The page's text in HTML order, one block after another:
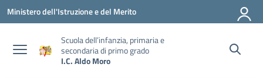
Vai ai contenuti
Vai al menu di navigazione
Vai al footer
Ministero dell'Istruzione e del Merito
Scuola dell’infanzia, primaria e
secondaria di primo grado
I.C. Aldo Moro